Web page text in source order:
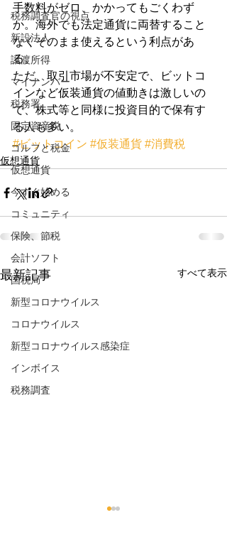
税務調査官の視点
新設法人
譲渡所得
マイナンバー
税務署
固定資産税
ゴルフと税金
仮想通貨
今すぐ始める
コミュニティ
保険、節税
会計ソフト
国税局
新型コロナウイルス
コロナウイルス
新型コロナウイルス感染症
インボイス
税務調査
手数料がゼロ、かかってもごくわず
か。海外でも法定通貨に両替すること
なくそのまま使えるという利点があ
る。
ただ、取引市場が不安定で、ビットコ
インなど仮装通貨の値動きは激しいの
で、株式等と同様に投資目的で保有す
る人も多い。
#ビットコイン #仮装通貨 #消費税
仮想通貨
最新記事 すべて表示